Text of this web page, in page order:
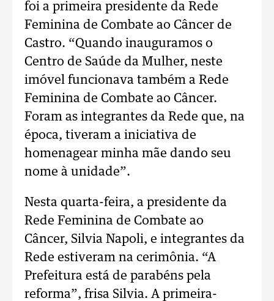
foi a primeira presidente da Rede
Feminina de Combate ao Câncer de
Castro. “Quando inauguramos o
Centro de Saúde da Mulher, neste
imóvel funcionava também a Rede
Feminina de Combate ao Câncer.
Foram as integrantes da Rede que, na
época, tiveram a iniciativa de
homenagear minha mãe dando seu
nome à unidade”.
Nesta quarta-feira, a presidente da
Rede Feminina de Combate ao
Câncer, Silvia Napoli, e integrantes da
Rede estiveram na cerimônia. “A
Prefeitura está de parabéns pela
reforma”, frisa Silvia. A primeira-